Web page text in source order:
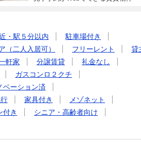
・駅５分以内
駐車場付き
（二人入居可） フリーレント
貸
軒家 分譲賃貸
礼金なし
ガスコンロ２クチ
ベーション済
家具付き
メゾネット
付き
シニア・高齢者向け